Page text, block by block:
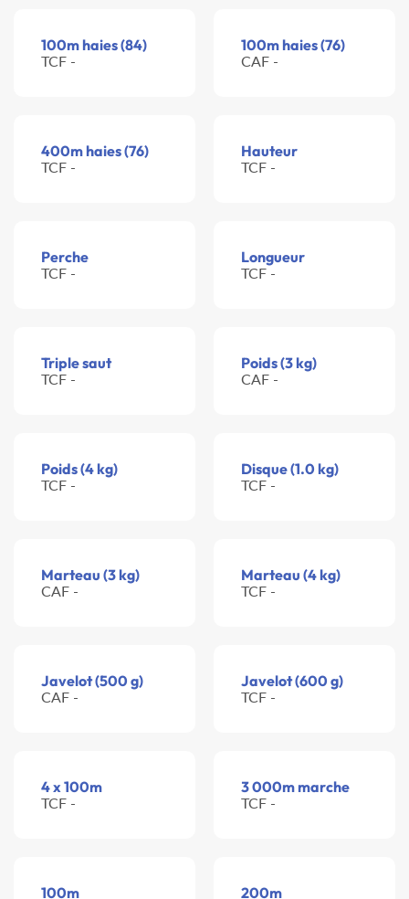
100m haies (84)
TCF -
100m haies (76)
CAF -
400m haies (76)
TCF -
Hauteur
TCF -
Perche
TCF -
Longueur
TCF -
Triple saut
TCF -
Poids (3 kg)
CAF -
Poids (4 kg)
TCF -
Disque (1.0 kg)
TCF -
Marteau (3 kg)
CAF -
Marteau (4 kg)
TCF -
Javelot (500 g)
CAF -
Javelot (600 g)
TCF -
4 x 100m
TCF -
3 000m marche
TCF -
100m 200m